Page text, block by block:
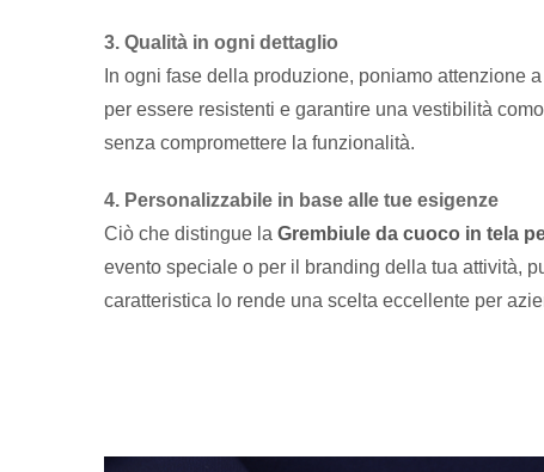
3. Qualità in ogni dettaglio
In ogni fase della produzione, poniamo attenzione
per essere resistenti e garantire una vestibilità
senza compromettere la funzionalità.
4. Personalizzabile in base alle tue esigenze
Ciò che distingue la Grembiule da cuoco in tela
evento speciale o per il branding della tua attività,
caratteristica lo rende una scelta eccellente per